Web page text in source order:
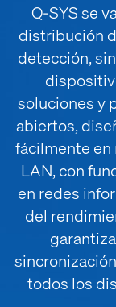
Q-SYS se
distribución
detección,
soluciones y
abiertos,
fácilmente en
LAN, con
en redes
del
todos los